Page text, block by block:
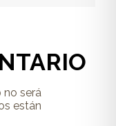
no será
están